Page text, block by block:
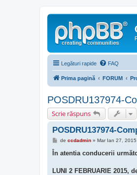
Legături rapide FAQ
Prima pagină FORUM
POSDRU137974-
Scrie răspuns
POSDRU137974-
M
s
de ccdadmin» Mar Ian 27,
În atentia conducerii
LUNI 2 FEBRUARIE 2015,